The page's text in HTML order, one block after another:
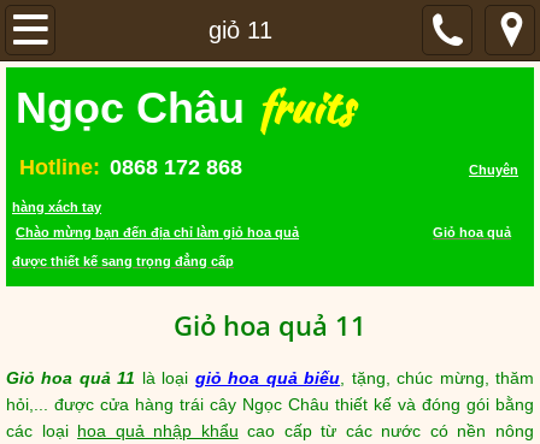
giỏ 11
TRANG CHỦ
SẢN PHẨM
GIỎ HOA QUẢ
LIÊN HỆ
VIDEO
Ngọc Châu fruits
Hotline: 0868 172 868 Chuyên
hàng xách tay
Chào mừng bạn đến địa chỉ làm giỏ hoa quả
Giỏ hoa quả
được thiết kế sang trọng đẳng cấp
Giỏ hoa quả 11
Giỏ hoa quả 11 là loại giỏ hoa quả biếu , tặng, chúc mừng, thăm
hỏi,... được cửa hàng trái cây Ngọc Châu thiết kế và đóng gói bằng
các loại hoa quả nhập khẩu cao cấp từ các nước có nền nông